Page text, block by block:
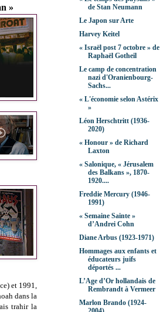
»
et 1991,
dans la
trahir la
de Stan Neumann
Le Japon sur Arte
Harvey Keitel
« Israël post 7 octobre » de
Raphaël Gotheil
Le camp de concentration
nazi d'Oranienbourg-
Sachs...
« L'économie selon Astérix
»
Léon Herschtritt (1936-
2020)
« Honour » de Richard
Laxton
« Salonique, « Jérusalem
des Balkans », 1870-
1920....
Freddie Mercury (1946-
1991)
« Semaine Sainte »
d’Andrei Cohn
Diane Arbus (1923-1971)
Hommages aux enfants et
éducateurs juifs
déportés ...
L’Age d’Or hollandais de
Rembrandt à Vermeer
Marlon Brando (1924-